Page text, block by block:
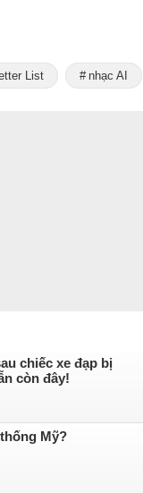
List nhạc AI
chiếc xe đạp bị
còn đây!
Mỹ?